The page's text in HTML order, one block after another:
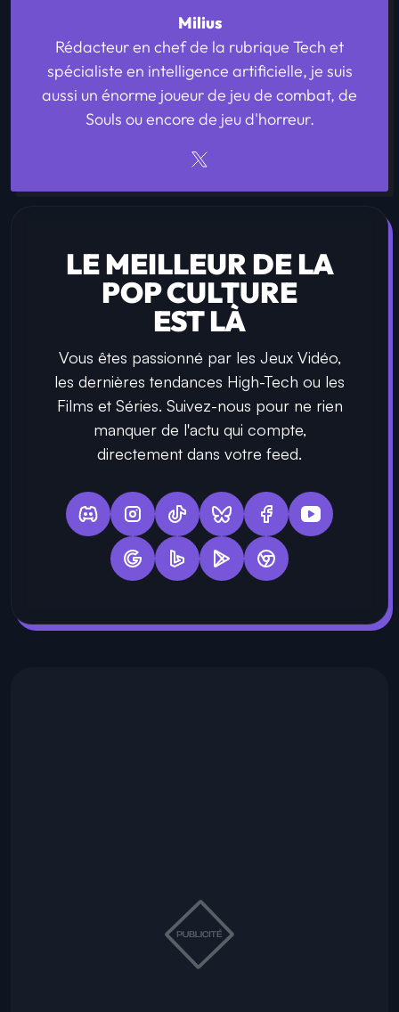
Milius
Rédacteur en chef de la rubrique Tech et
spécialiste en intelligence artificielle, je suis
aussi un énorme joueur de jeu de combat, de
Souls ou encore de jeu d'horreur.
LE MEILLEUR DE LA
POP CULTURE
EST LÀ
Vous êtes passionné par les Jeux Vidéo,
les dernières tendances High-Tech ou les
Films et Séries. Suivez-nous pour ne rien
manquer de l'actu qui compte,
directement dans votre feed.